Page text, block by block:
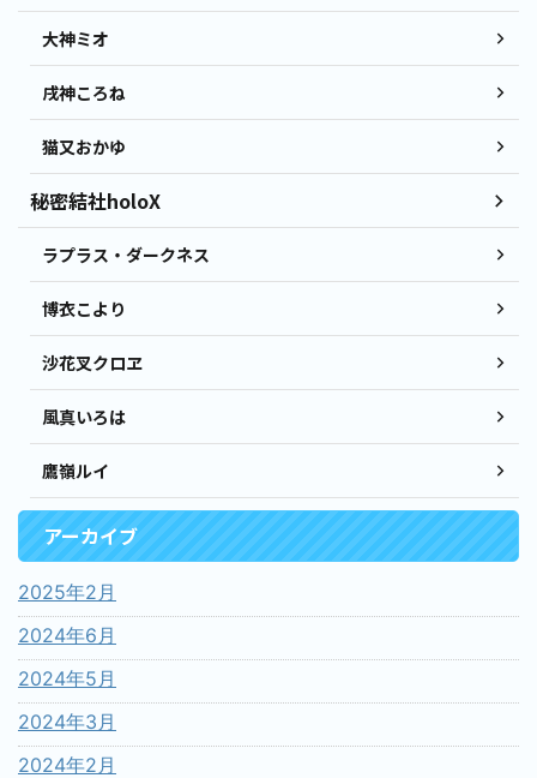
大神ミオ
戌神ころね
猫又おかゆ
秘密結社holoX
ラプラス・ダークネス
博衣こより
沙花叉クロヱ
風真いろは
鷹嶺ルイ
アーカイブ
2025年2月
2024年6月
2024年5月
2024年3月
2024年2月